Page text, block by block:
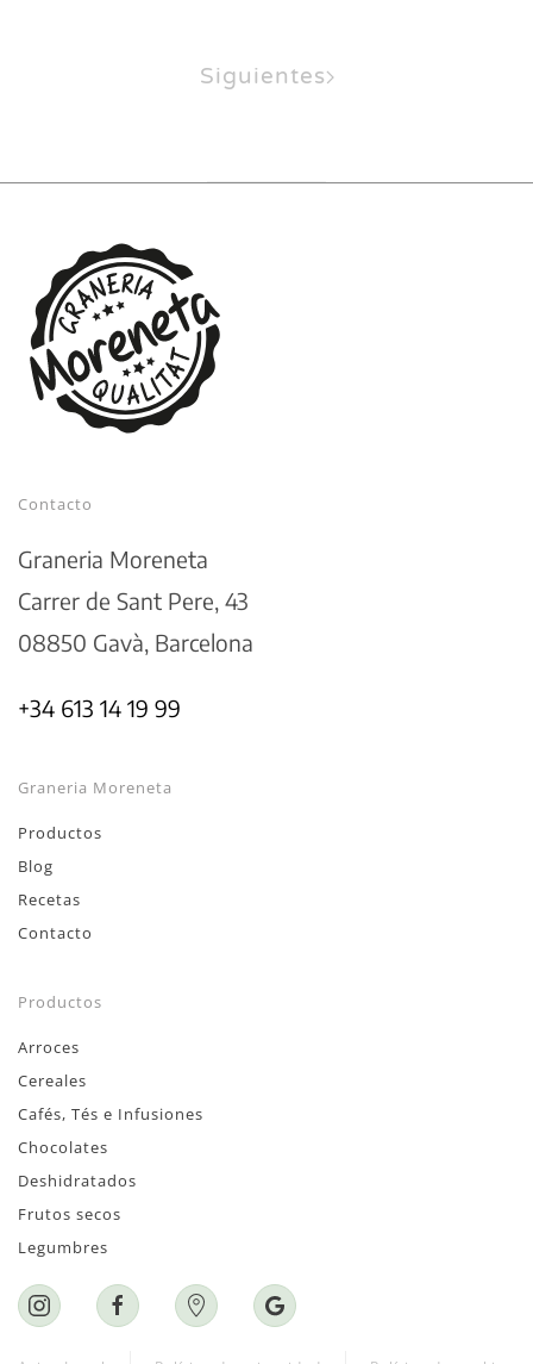
Siguientes
Contacto
Graneria Moreneta
Carrer de Sant Pere, 43
08850 Gavà, Barcelona
+34 613 14 19 99
Graneria Moreneta
Productos
Blog
Recetas
Contacto
Productos
Arroces
Cereales
Cafés, Tés e Infusiones
Chocolates
Deshidratados
Frutos secos
Legumbres